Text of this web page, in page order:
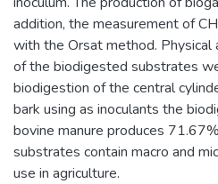
addition, the measurement of
with the Orsat method. Physical
of the biodigested substrates
biodigestion of the central
bark using as inoculants the
bovine manure produces
substrates contain macro and
use in agriculture.